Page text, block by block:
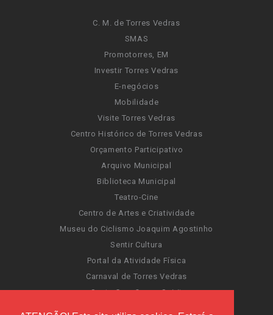
C. M. de Torres Vedras
SMAS
Promotorres, EM
Investir Torres Vedras
E-negócios
Mobilidade
Visite Torres Vedras
Centro Histórico de Torres Vedras
Orçamento Participativo
Arquivo Municipal
Biblioteca Municipal
Teatro-Cine
Centro de Artes e Criatividade
Museu do Ciclismo Joaquim Agostinho
Sentir Cultura
Portal da Atividade Física
Carnaval de Torres Vedras
Santa Cruz Ocean Spirit